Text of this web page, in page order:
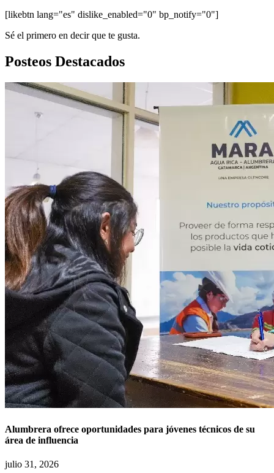
[likebtn lang="es" dislike_enabled="0" bp_notify="0"]
Sé el primero en decir que te gusta.
Posteos Destacados
Alumbrera ofrece oportunidades para jóvenes técnicos de su
área de influencia
julio 31, 2026